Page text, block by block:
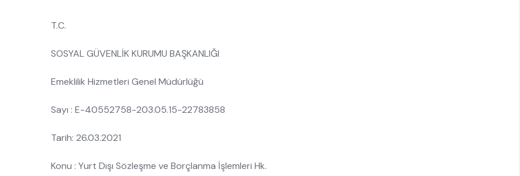
T.C.
SOSYAL GÜVENLİK KURUMU BAŞKANLIĞI
Emeklilik Hizmetleri Genel Müdürlüğü
Sayı : E-40552758-203.05.15-22783858
Tarih: 26.03.2021
Konu : Yurt Dışı Sözleşme ve Borçlanma İşlemleri Hk.